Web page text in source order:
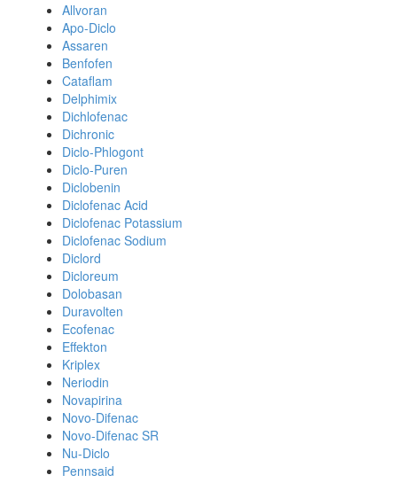
Allvoran
Apo-Diclo
Assaren
Benfofen
Cataflam
Delphimix
Dichlofenac
Dichronic
Diclo-Phlogont
Diclo-Puren
Diclobenin
Diclofenac Acid
Diclofenac Potassium
Diclofenac Sodium
Diclord
Dicloreum
Dolobasan
Duravolten
Ecofenac
Effekton
Kriplex
Neriodin
Novapirina
Novo-Difenac
Novo-Difenac SR
Nu-Diclo
Pennsaid